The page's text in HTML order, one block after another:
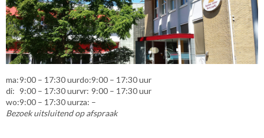
ma:
di:
wo:
9:00 – 17:30 uur
9:00 – 17:30 uur
9:00 – 17:30 uur
do:
vr:
za:
9:00 – 17:30 uur
9:00 – 17:30 uur
–
Bezoek uitsluitend op afspraak